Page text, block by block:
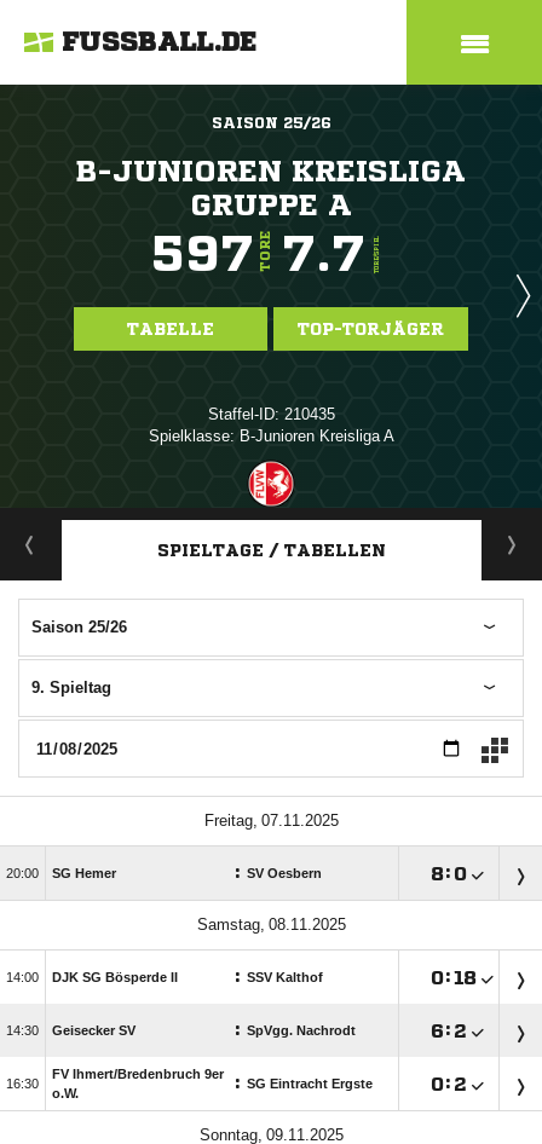
FUSSBALL.DE
SAISON 25/26
B-JUNIOREN KREISLIGA
GRUPPE A
597 TORE 7.7 TORE/SPIEL
TABELLE TOP-TORJÄGER
Staffel-ID: 210435
Spielklasse: B-Junioren Kreisliga A
ANZEIGE
SPIELTAGE / TABELLEN
Saison 25/26
9. Spieltag
 
 SG Hemer : SV Oesbern : 
 
 DJK SG Bösperde II : SSV Kalthof :
 Geisecker SV : SpVgg. Nachrodt : 

FV Ihmert/​Bredenbruch 9er
o.W.
: SG Eintracht Ergste : 
 